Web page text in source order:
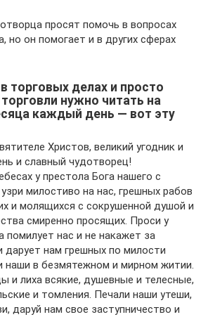
просят помочь в вопросах
но он помогает и в других сферах
торговых делах и просто
нужно читать на
каждый день — вот эту
Христов, великий угодник и
и славный чудотворец!
у престола Бога нашего с
милостиво на нас, грешных рабов
и молящихся с сокрушенной душой и
смиренно просящих. Проси у
помилует нас и не накажет за
дарует нам грешных по милости
наши в безмятежном и мирном житии.
и лиха всякие, душевные и телесные,
и томления. Печали наши утеши,
даруй нам свое заступничество и